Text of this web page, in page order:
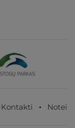
Kontakti